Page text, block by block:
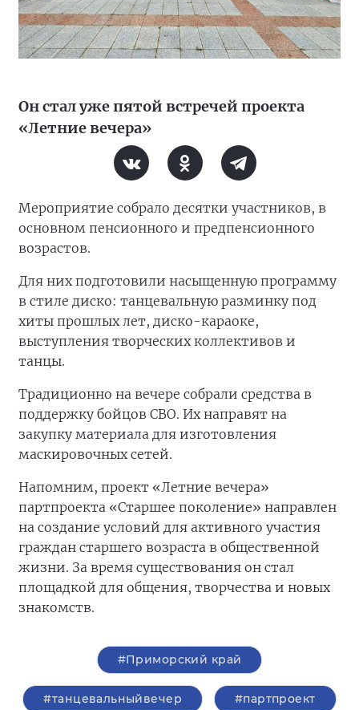
Он стал уже пятой встречей проекта
«Летние вечера»
Мероприятие собрало десятки участников, в
основном пенсионного и предпенсионного
возрастов.
Для них подготовили насыщенную программу
в стиле диско: танцевальную разминку под
хиты прошлых лет, диско-караоке,
выступления творческих коллективов и
танцы.
Традиционно на вечере собрали средства в
поддержку бойцов СВО. Их направят на
закупку материала для изготовления
маскировочных сетей.
Напомним, проект «Летние вечера»
партпроекта «Старшее поколение» направлен
на создание условий для активного участия
граждан старшего возраста в общественной
жизни. За время существования он стал
площадкой для общения, творчества и новых
знакомств.
#Приморский край
#танцевальныйвечер #партпроект